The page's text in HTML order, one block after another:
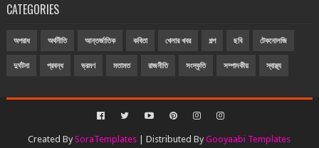
CATEGORIES
অপরাধ অর্থনীতি আন্তর্জাতিক কবিতা খেলার খবর গল্প ছবি টেকনোলজি
দুর্ঘটনা প্রবন্ধ ভ্রমণ মতামত রাজনীতি সংস্কৃতি সম্পাদকীয় স্বাস্থ্য
Created BySoraTemplates | Distributed ByGooyaabi Templates